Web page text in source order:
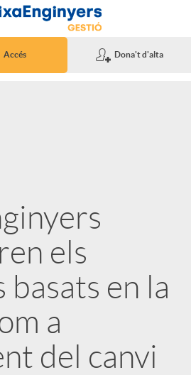
Accés Dona't d'alta
els
en la
a
del canvi